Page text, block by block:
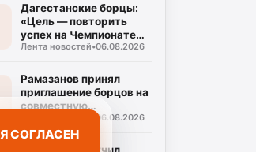
Дагестанские борцы:
«Цель — повторить
успех на Чемпионате
мира»
Лента новостей•06.08.2026
Рамазанов принял
приглашение борцов на
совместную
06.08.2026
Я СОГЛАСЕН